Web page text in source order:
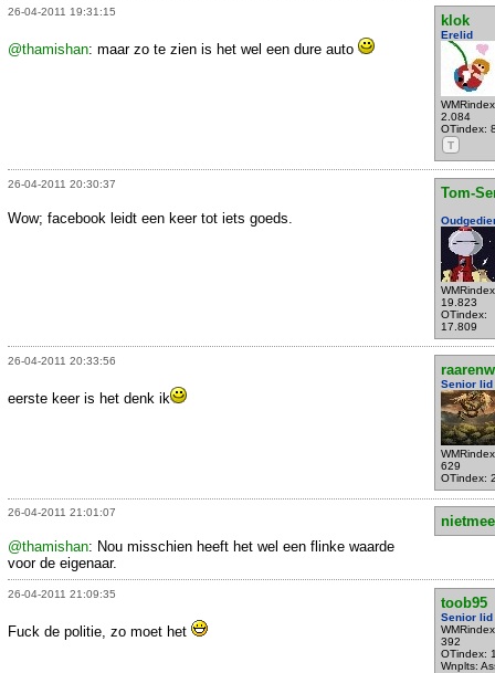
26-04-2011 19:31:15
klok
Erelid
2.084
OTindex:
T
@thamishan: maar zo te zien is het wel een dure auto
26-04-2011 20:30:37
Tom-
19.823
OTindex:
17.809
Wow; facebook leidt een keer tot iets goeds.
26-04-2011 20:33:56
Senior lid
629
OTindex:
eerste keer is het denk ik
26-04-2011 21:01:07
@thamishan: Nou misschien heeft het wel een flinke waarde
voor de eigenaar.
26-04-2011 21:09:35
toob95
Senior lid
392
OTindex:
Wnplts:
Fuck de politie, zo moet het